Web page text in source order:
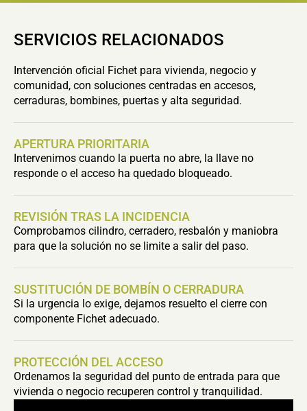
SERVICIOS RELACIONADOS
Intervención oficial Fichet para vivienda, negocio y
comunidad, con soluciones centradas en accesos,
cerraduras, bombines, puertas y alta seguridad.
APERTURA PRIORITARIA
Intervenimos cuando la puerta no abre, la llave no
responde o el acceso ha quedado bloqueado.
REVISIÓN TRAS LA INCIDENCIA
Comprobamos cilindro, cerradero, resbalón y maniobra
para que la solución no se limite a salir del paso.
SUSTITUCIÓN DE BOMBÍN O CERRADURA
Si la urgencia lo exige, dejamos resuelto el cierre con
componente Fichet adecuado.
PROTECCIÓN DEL ACCESO
Ordenamos la seguridad del punto de entrada para que
vivienda o negocio recuperen control y tranquilidad.